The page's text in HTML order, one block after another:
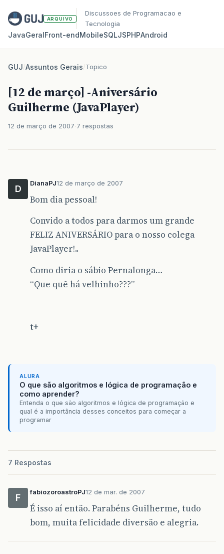
ARQUIVO
Discussoes de Programacao e
Tecnologia
JavaGeralFront‑endMobileSQLJSPHPAndroid
GUJ/Assuntos Gerais/Topico
[12 de março] -Aniversário
Guilherme (JavaPlayer)
12 de março de 2007 7 respostas
D
DianaPJ12 de março de 2007
Bom dia pessoal!
Convido a todos para darmos um grande
FELIZ ANIVERSÁRIO para o nosso colega
JavaPlayer!..
Como diria o sábio Pernalonga…
“Que quê há velhinho???”
t+
ALURA
O que são algoritmos e lógica de programação e
como aprender?
Entenda o que são algoritmos e lógica de programação e
qual é a importância desses conceitos para começar a
programar
7 Respostas
F
fabiozoroastroPJ12 de mar. de 2007
É isso aí então. Parabéns Guilherme, tudo
bom, muita felicidade diversão e alegria.